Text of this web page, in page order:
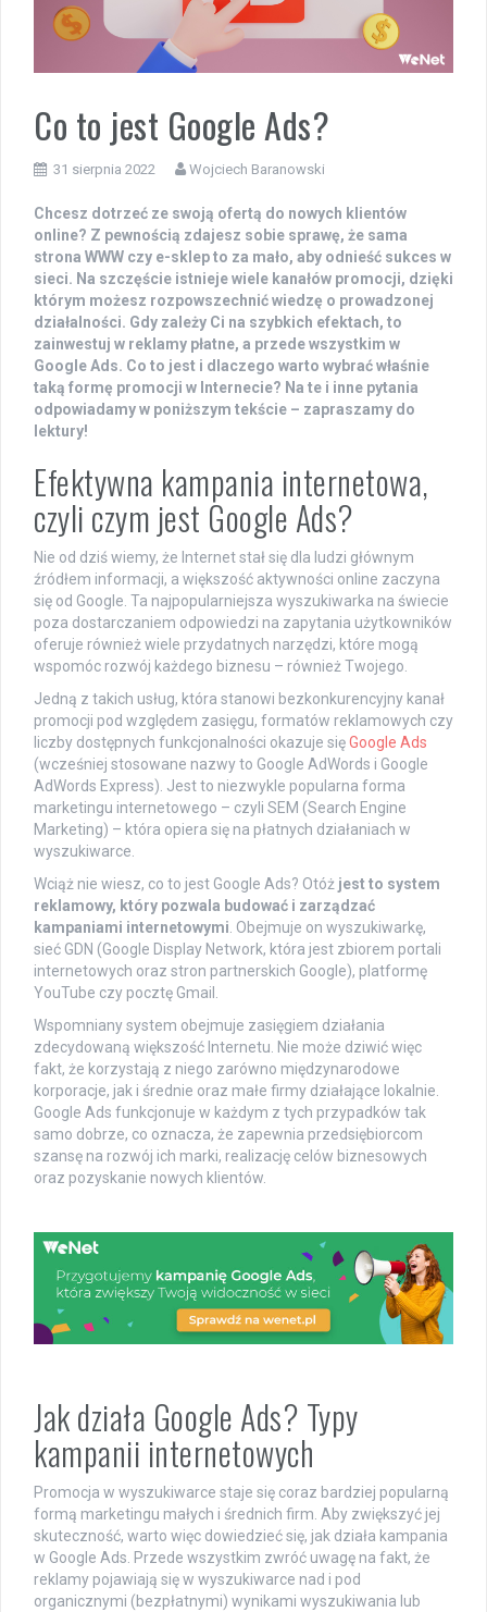
Co to jest Google Ads?
31 sierpnia 2022 Wojciech Baranowski
Chcesz dotrzeć ze swoją ofertą do nowych klientów
online? Z pewnością zdajesz sobie sprawę, że sama
strona WWW czy e-sklep to za mało, aby odnieść sukces w
sieci. Na szczęście istnieje wiele kanałów promocji, dzięki
którym możesz rozpowszechnić wiedzę o prowadzonej
działalności. Gdy zależy Ci na szybkich efektach, to
zainwestuj w reklamy płatne, a przede wszystkim w
Google Ads. Co to jest i dlaczego warto wybrać właśnie
taką formę promocji w Internecie? Na te i inne pytania
odpowiadamy w poniższym tekście – zapraszamy do
lektury!
Efektywna kampania internetowa,
czyli czym jest Google Ads?
Nie od dziś wiemy, że Internet stał się dla ludzi głównym
źródłem informacji, a większość aktywności online zaczyna
się od Google. Ta najpopularniejsza wyszukiwarka na świecie
poza dostarczaniem odpowiedzi na zapytania użytkowników
oferuje również wiele przydatnych narzędzi, które mogą
wspomóc rozwój każdego biznesu – również Twojego.
Jedną z takich usług, która stanowi bezkonkurencyjny kanał
promocji pod względem zasięgu, formatów reklamowych czy
liczby dostępnych funkcjonalności okazuje sięGoogle Ads
(wcześniej stosowane nazwy to Google AdWords i Google
AdWords Express). Jest to niezwykle popularna forma
marketingu internetowego – czyli SEM (Search Engine
Marketing) – która opiera się na płatnych działaniach w
wyszukiwarce.
Wciąż nie wiesz, co to jest Google Ads? Otóż jest to system
reklamowy, który pozwala budować i zarządzać
kampaniami internetowymi. Obejmuje on wyszukiwarkę,
sieć GDN (Google Display Network, która jest zbiorem portali
internetowych oraz stron partnerskich Google), platformę
YouTube czy pocztę Gmail.
Wspomniany system obejmuje zasięgiem działania
zdecydowaną większość Internetu. Nie może dziwić więc
fakt, że korzystają z niego zarówno międzynarodowe
korporacje, jak i średnie oraz małe firmy działające lokalnie.
Google Ads funkcjonuje w każdym z tych przypadków tak
samo dobrze, co oznacza, że zapewnia przedsiębiorcom
szansę na rozwój ich marki, realizację celów biznesowych
oraz pozyskanie nowych klientów.
Jak działa Google Ads? Typy
kampanii internetowych
Promocja w wyszukiwarce staje się coraz bardziej popularną
formą marketingu małych i średnich firm. Aby zwiększyć jej
skuteczność, warto więc dowiedzieć się, jak działa kampania
w Google Ads. Przede wszystkim zwróć uwagę na fakt, że
reklamy pojawiają się w wyszukiwarce nad i pod
organicznymi (bezpłatnymi) wynikami wyszukiwania lub